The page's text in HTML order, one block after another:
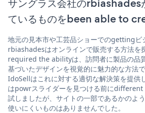
サングラス会社の
ているものをbeen able to
地元の見本市や工芸品ショーでのgettingビ
rbiashadesはオンラインで販売する方法を
required the abilityは、訪問者に製品の品
基づいたデザインを視覚的に魅力的な方法
IdoSellはこれに対する適切な解決策を提供
はpowrスライダーを見つける前に
試しましたが、サイトの一部であるかのよ
使いにくいものはありませんでした。